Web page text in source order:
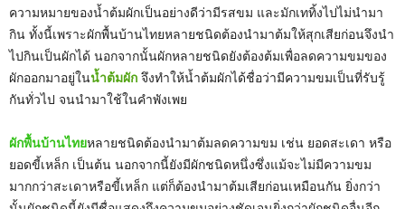
ความหมายของน้ำต้มผักเป็นอย่างดีว่ามีรสขม และมักเททิ้งไปไม่นำมา
กิน ทั้งนี้เพราะผักพื้นบ้านไทยหลายชนิดต้องนำมาต้มให้สุกเสียก่อนจึงนำ
ไปกินเป็นผักได้ นอกจากนั้นผักหลายชนิดยังต้องต้มเพื่อลดความขมของ
ผักออกมาอยู่ในน้ำต้มผัก จึงทำให้น้ำต้มผักได้ชื่อว่ามีความขมเป็นที่รับรู้
กันทั่วไป จนนำมาใช้ในคำพังเพย
ผักพื้นบ้านไทยหลายชนิดต้องนำมาต้มลดความขม เช่น ยอดสะเดา หรือ
ยอดขี้เหล็ก เป็นต้น นอกจากนี้ยังมีผักชนิดหนึ่งซึ่งแม้จะไม่มีความขม
มากกว่าสะเดาหรือขี้เหล็ก แต่ก็ต้องนำมาต้มเสียก่อนเหมือนกัน ยิ่งกว่า